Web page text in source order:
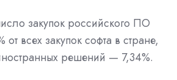
закупок российского ПО
от всех закупок софта в стране,
решений — 7,34%.